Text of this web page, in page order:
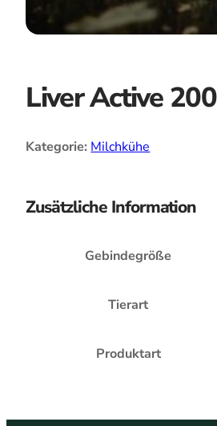
Liver Active 200
Kategorie: Milchkühe
Zusätzliche Information
Gebindegröße
Tierart
Produktart